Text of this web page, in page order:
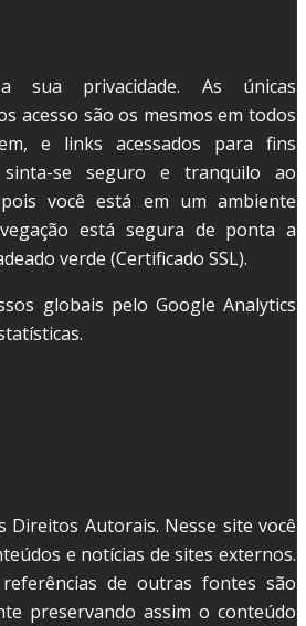
sua privacidade. As únicas
acesso são os mesmos em todos
e links acessados para fins
sinta-se seguro e tranquilo ao
você está em um ambiente
está segura de ponta a
verde (Certificado SSL).
globais pelo Google Analytics
Direitos Autorais. Nesse site você
e notícias de sites externos.
de outras fontes são
preservando assim o conteúdo